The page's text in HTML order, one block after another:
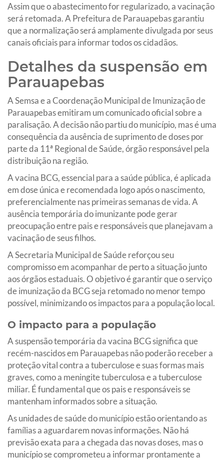
Assim que o abastecimento for regularizado, a vacinação
será retomada. A Prefeitura de Parauapebas garantiu
que a normalização será amplamente divulgada por seus
canais oficiais para informar todos os cidadãos.
Detalhes da suspensão em
Parauapebas
A Semsa e a Coordenação Municipal de Imunização de
Parauapebas emitiram um comunicado oficial sobre a
paralisação. A decisão não partiu do município, mas é uma
consequência da ausência de suprimento de doses por
parte da 11ª Regional de Saúde, órgão responsável pela
distribuição na região.
A vacina BCG, essencial para a saúde pública, é aplicada
em dose única e recomendada logo após o nascimento,
preferencialmente nas primeiras semanas de vida. A
ausência temporária do imunizante pode gerar
preocupação entre pais e responsáveis que planejavam a
vacinação de seus filhos.
A Secretaria Municipal de Saúde reforçou seu
compromisso em acompanhar de perto a situação junto
aos órgãos estaduais. O objetivo é garantir que o serviço
de imunização da BCG seja retomado no menor tempo
possível, minimizando os impactos para a população local.
O impacto para a população
A suspensão temporária da vacina BCG significa que
recém-nascidos em Parauapebas não poderão receber a
proteção vital contra a tuberculose e suas formas mais
graves, como a meningite tuberculosa e a tuberculose
miliar. É fundamental que os pais e responsáveis se
mantenham informados sobre a situação.
As unidades de saúde do município estão orientando as
famílias a aguardarem novas informações. Não há
previsão exata para a chegada das novas doses, mas o
município se comprometeu a informar prontamente a